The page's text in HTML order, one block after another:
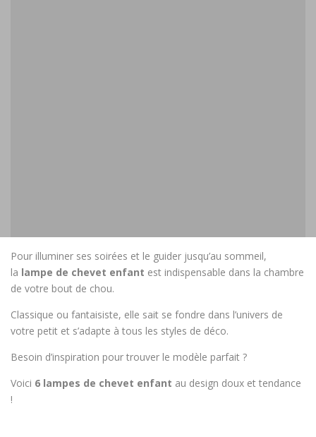
Pour illuminer ses soirées et le guider jusqu’au sommeil,
la lampe de chevet enfant est indispensable dans la chambre
de votre bout de chou.
Classique ou fantaisiste, elle sait se fondre dans l’univers de
votre petit et s’adapte à tous les styles de déco.
Besoin d’inspiration pour trouver le modèle parfait ?
Voici 6 lampes de chevet enfant au design doux et tendance
!